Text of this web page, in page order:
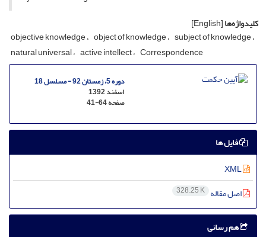
کلیدواژه‌ها[English]
objective knowledge object of knowledge subject of knowledge
natural universal active intellect Correspondence
دوره 5، زمستان 92 - مسلسل 18
اسفند 1392
صفحه41-64
فایل ها
اصل مقاله 328.25 K
هم رسانی